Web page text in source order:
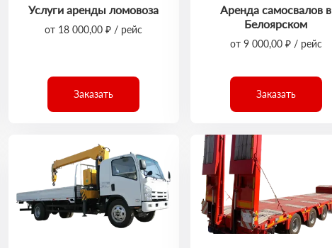
Услуги аренды ломовоза
от 18 000,00 ₽ / рейс
Заказать
Аренда самосвалов в
Белоярском
от 9 000,00 ₽ / рейс
Заказать